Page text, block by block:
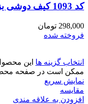
کد 1093 کیف دوشی بزرگ زنانه طرح برند
298,000 تومان
فروخته شده
انتخاب گزینه ها این
ممکن است در صفحه
نمایش سریع
مقايسه
افزودن به علاقه مندی